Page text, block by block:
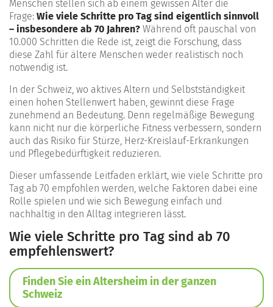
Menschen stellen sich ab einem gewissen Alter die
Frage: Wie viele Schritte pro Tag sind eigentlich sinnvoll
– insbesondere ab 70 Jahren? Während oft pauschal von
10.000 Schritten die Rede ist, zeigt die Forschung, dass
diese Zahl für ältere Menschen weder realistisch noch
notwendig ist.
In der Schweiz, wo aktives Altern und Selbstständigkeit
einen hohen Stellenwert haben, gewinnt diese Frage
zunehmend an Bedeutung. Denn regelmäßige Bewegung
kann nicht nur die körperliche Fitness verbessern, sondern
auch das Risiko für Stürze, Herz-Kreislauf-Erkrankungen
und Pflegebedürftigkeit reduzieren.
Dieser umfassende Leitfaden erklärt, wie viele Schritte pro
Tag ab 70 empfohlen werden, welche Faktoren dabei eine
Rolle spielen und wie sich Bewegung einfach und
nachhaltig in den Alltag integrieren lässt.
Wie viele Schritte pro Tag sind ab 70
empfehlenswert?
Finden Sie ein Altersheim in der ganzen
Schweiz